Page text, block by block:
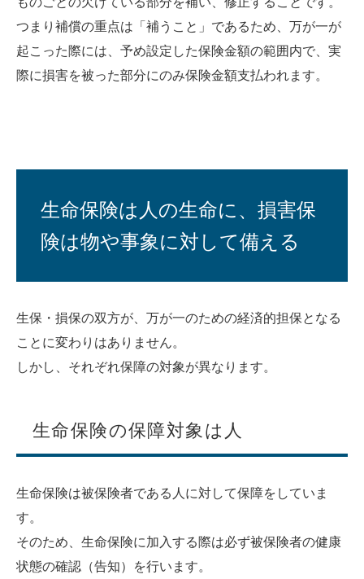
つまり補償の重点は「補うこと」であるため、万が一が
起こった際には、予め設定した保険金額の範囲内で、実
際に損害を被った部分にのみ保険金額支払われます。
生命保険は人の生命に、損害保
険は物や事象に対して備える
生保・損保の双方が、万が一のための経済的担保となる
ことに変わりはありません。
しかし、それぞれ保障の対象が異なります。
生命保険の保障対象は人
生命保険は被保険者である人に対して保障をしていま
す。
そのため、生命保険に加入する際は必ず被保険者の健康
状態の確認（告知）を行います。